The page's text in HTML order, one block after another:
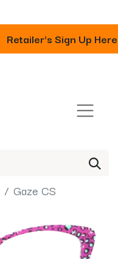
Retailer's Sign Up Here
Gaze CS